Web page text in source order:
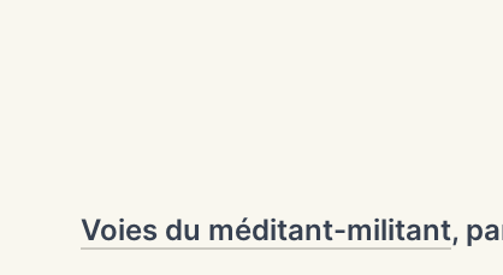
Voies du méditant-militant,